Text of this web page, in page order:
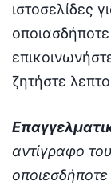
ιστοσελίδες
ζητήστε
αντίγραφο